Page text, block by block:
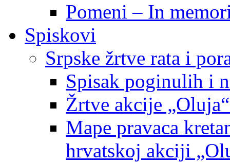
Pomeni – In
Spiskovi
Srpske žrtve rata i
Spisak poginulih i
Žrtve akcije
Mape pravaca
hrvatskoj akciji